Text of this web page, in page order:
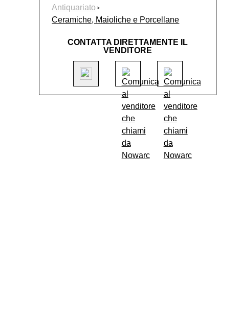
Antiquariato
Ceramiche, Maioliche e Porcellane
CONTATTA DIRETTAMENTE IL
VENDITORE